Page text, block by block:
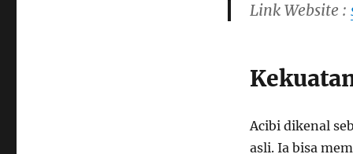
Link Website :
Acibi dikenal
asli. Ia bisa